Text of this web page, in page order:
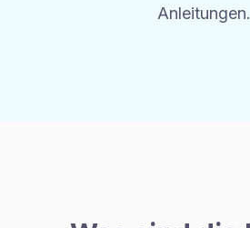
Anleitungen.